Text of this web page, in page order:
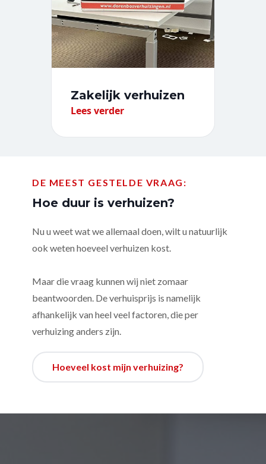
Zakelijk verhuizen
Lees verder
DE MEEST GESTELDE VRAAG:
Hoe duur is verhuizen?
Nu u weet wat we allemaal doen, wilt u natuurlijk
ook weten hoeveel verhuizen kost.
Maar die vraag kunnen wij niet zomaar
beantwoorden. De verhuisprijs is namelijk
afhankelijk van heel veel factoren, die per
verhuizing anders zijn.
Hoeveel kost mijn verhuizing?